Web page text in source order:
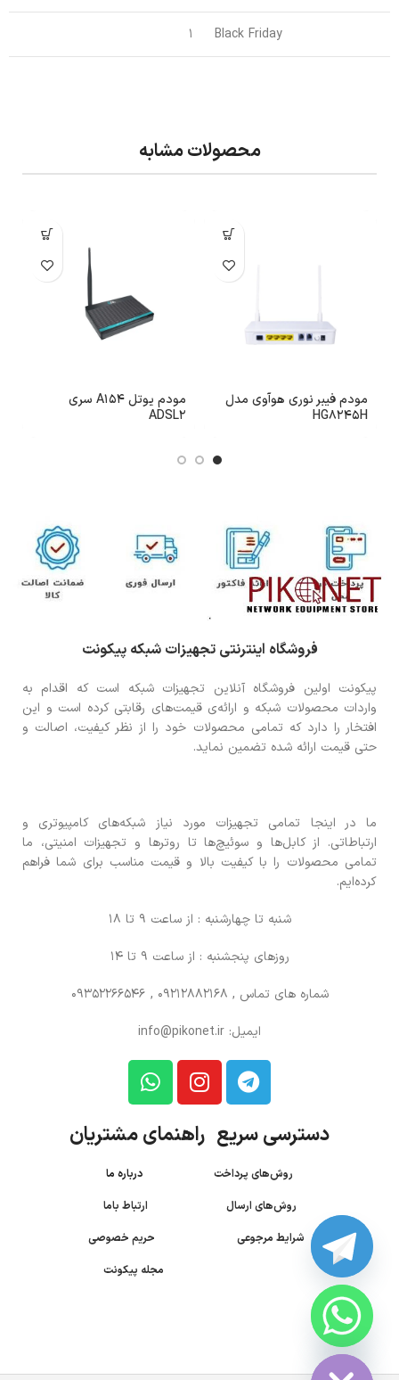
Black Friday
1
محصولات مشابه
مودم فیبر نوری هوآوی مدل
HG8245H
مودم یوتل A154 سری
ADSL2
فروشگاه اینترنتی تجهیزات شبکه پیکونت
پیکونت اولین فروشگاه آنلاین تجهیزات شبکه است که اقدام به
واردات محصولات شبکه و ارائه‌ی قیمت‌های رقابتی کرده است و این
افتخار را دارد که تمامی محصولات خود را از نظر کیفیت، اصالت و
حتی قیمت ارائه شده تضمین نماید.
ما در اینجا تمامی تجهیزات مورد نیاز شبکه‌های کامپیوتری و
ارتباطاتی. از کابل‌ها و سوئیچ‌ها تا روترها و تجهیزات امنیتی، ما
تمامی محصولات را با کیفیت بالا و قیمت مناسب برای شما فراهم
کرده‌ایم.
شنبه تا چهارشنبه : از ساعت 9 تا 18
روزهای پنجشنبه : از ساعت 9 تا 14
شماره های تماس , 09212882168 , 09352266546
ایمیل: info@pikonet.ir
دسترسی سریع راهنمای مشتریان
روش‌های پرداخت درباره ما
روش‌های ارسال
ارتباط باما
شرایط مرجوعی
حریم خصوصی
مجله پیکونت
HIDE
CHATY